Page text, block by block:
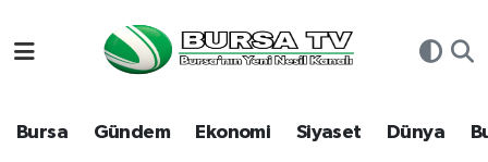
Bursa Gündem Ekonomi Siyaset Dünya
Bursa
Hava Durumu